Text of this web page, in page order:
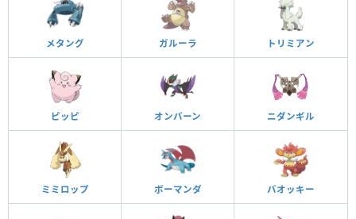
メタング ガルーラ トリミアン
ピッピ オンバーン ニダンギル
ミミロップ ボーマンダ バオッキー